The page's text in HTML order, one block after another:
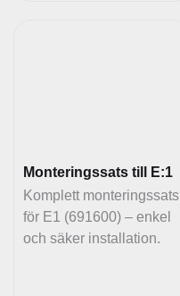
Monteringssats till E:1
Komplett monteringssats
för E1 (691600) – enkel
och säker installation.